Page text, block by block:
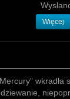
Więcej
wkradła